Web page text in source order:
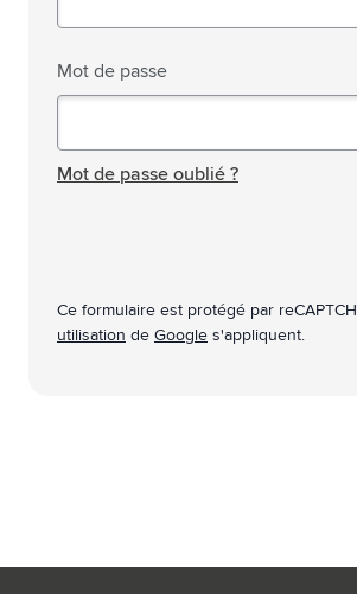
Afficher le
Écriture
Outdoor & Loisirs
Afficher
Afficher
Mot de passe
Mot de passe oublié ?
Ce formulaire est protégé par
utilisation de Google s'appliquent.